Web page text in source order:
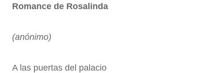
Romance de Rosalinda
(anónimo)
A las puertas del palacio